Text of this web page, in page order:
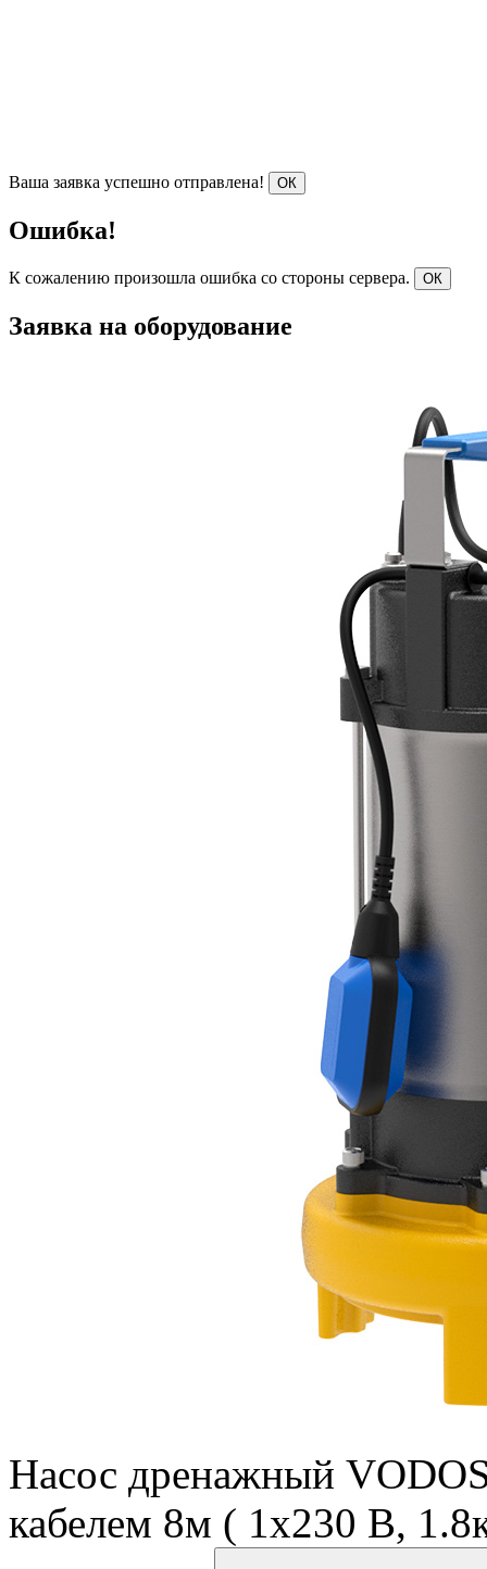
Ваша заявка успешно отправлена! ОК
Ошибка!
К сожалению произошла ошибка со стороны сервера. ОК
Заявка на оборудование
Насос дренажный
кабелем 8м ( 1х230 В,